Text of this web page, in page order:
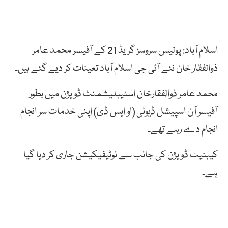
اسلام آباد: پولیس سروسز گریڈ 21 کے آفیسر محمد عامر
ذوالفقار خان نئے آئی جی اسلام آباد تعینات کر دیے گئے ہیں۔
محمد عامر ذوالفقارخان اسٹیبلیشمنٹ ڈویژن میں بطور
آفیسر آن اسپیشل ڈیوٹی (او ایس ڈی) اپنی خدمات سر انجام
انجام دے رہے تھے۔
کیبنیٹ ڈویژن کی جانب سے نوٹیفیکیشن جاری کر دیا گیا
ہے۔